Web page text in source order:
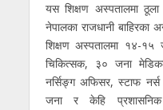
यस शिक्षण अस्पतालमा
नेपालका राजधानी
शिक्षण अस्पतालमा १४-
चिकित्सक, ३० जना
नर्सिङ्ग अफिसर, स्टाफ
जना र केहि